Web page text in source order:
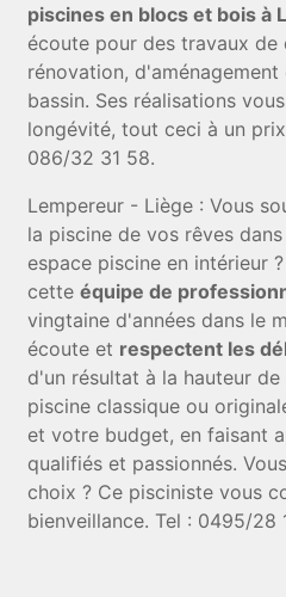
piscines en blocs et bois à
écoute pour des travaux de
rénovation,
bassin. Ses réalisations
longévité, tout ceci à un
086/32 31 58.
Lempereur - Liège : Vous
la piscine de vos rêves
espace piscine en intérieur
cetteéquipe de
vingtaine d'années dans le
écoute et respectent les
d'un résultat à la hauteur
piscine classique ou
et votre budget, en faisant
qualifiés et passionnés.
choix ? Ce pisciniste vous
bienveillance. Tel : 0495/28